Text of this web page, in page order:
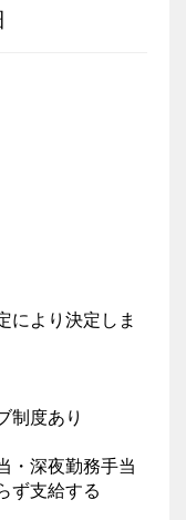
より決定しま
制度あり
・深夜勤務手当
ず支給する